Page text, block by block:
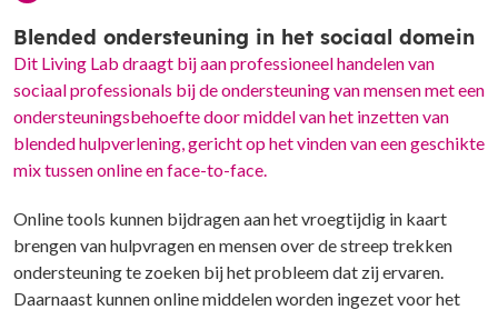
Blended ondersteuning in het sociaal domein
Dit Living Lab draagt bij aan professioneel handelen van
sociaal professionals bij de ondersteuning van mensen met een
ondersteuningsbehoefte door middel van het inzetten van
blended hulpverlening, gericht op het vinden van een geschikte
mix tussen online en face-to-face.
Online tools kunnen bijdragen aan het vroegtijdig in kaart
brengen van hulpvragen en mensen over de streep trekken
ondersteuning te zoeken bij het probleem dat zij ervaren.
Daarnaast kunnen online middelen worden ingezet voor het